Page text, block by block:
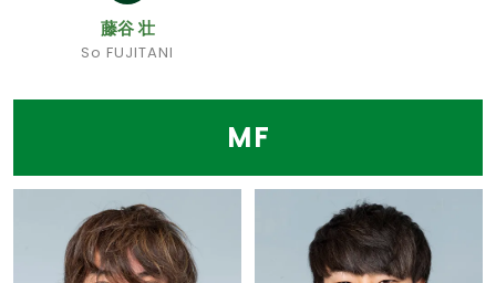
藤谷 壮
So FUJITANI
MF